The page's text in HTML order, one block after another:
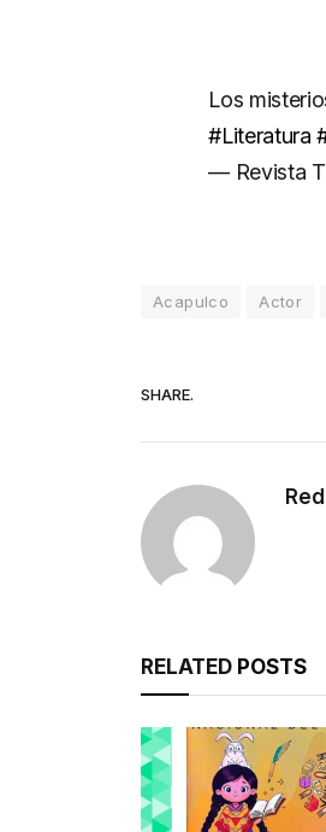
Los
#Literatura
— Revista
Acapulco Actor
SHARE.
RELATED POSTS